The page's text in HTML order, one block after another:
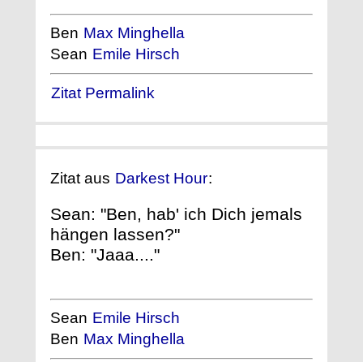
Ben Max Minghella
Sean Emile Hirsch
Zitat Permalink
Zitat aus Darkest Hour:
Sean: "Ben, hab' ich Dich jemals
hängen lassen?"
Ben: "Jaaa...."
Sean Emile Hirsch
Ben Max Minghella